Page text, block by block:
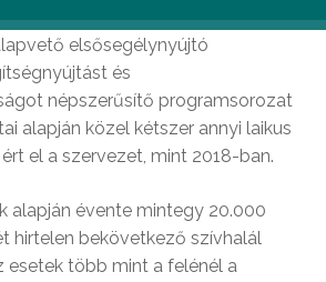
összesen 20 495 fő
elsősegélynyújtó
és
népszerűsítő programsorozat
alapján közel kétszer annyi laikus
el a szervezet, mint 2018-ban.
alapján évente mintegy 20.000
hirtelen bekövetkező szívhalál
esetek több mint a felénél a